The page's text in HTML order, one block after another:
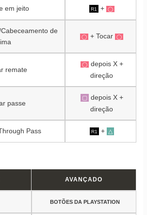
em jeito R1 + ◯
de
◯ + Tocar ◯
remate
◯ depois X +
direção
passe
▢ depois X +
direção
Pass R1 + △
AVANÇADO
BOTÕES DA PLAYSTATION